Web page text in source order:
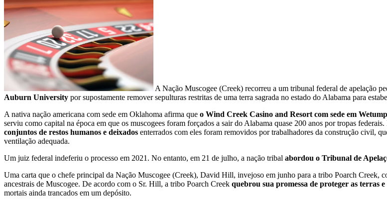
A Nação Muscogee (Creek) recorreu a um tribunal federal de apelação
Auburn University por supostamente remover sepulturas restritas de uma terra sagrada no estado do Alabama para
A nativa nação americana com sede em Oklahoma afirma que o Wind Creek Casino and Resort com sede em
serviu como capital na época em que os muscogees foram forçados a sair do Alabama quase 200 anos por tropas
conjuntos de restos humanos e deixados enterrados com eles foram removidos por trabalhadores da construção civil,
ventilação adequada.
Um juiz federal indeferiu o processo em 2021. No entanto, em 21 de julho, a nação tribal abordou o Tribunal de
Uma carta que o chefe principal da Nação Muscogee (Creek), David Hill, invejoso em junho para a tribo Poarch Creek,
ancestrais de Muscogee. De acordo com o Sr. Hill, a tribo Poarch Creek quebrou sua promessa de proteger as terras
mortais ainda trancados em um depósito.